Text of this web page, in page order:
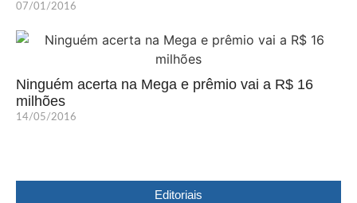
07/01/2016
Ninguém acerta na Mega e prêmio vai a R$ 16
milhões
14/05/2016
Editoriais